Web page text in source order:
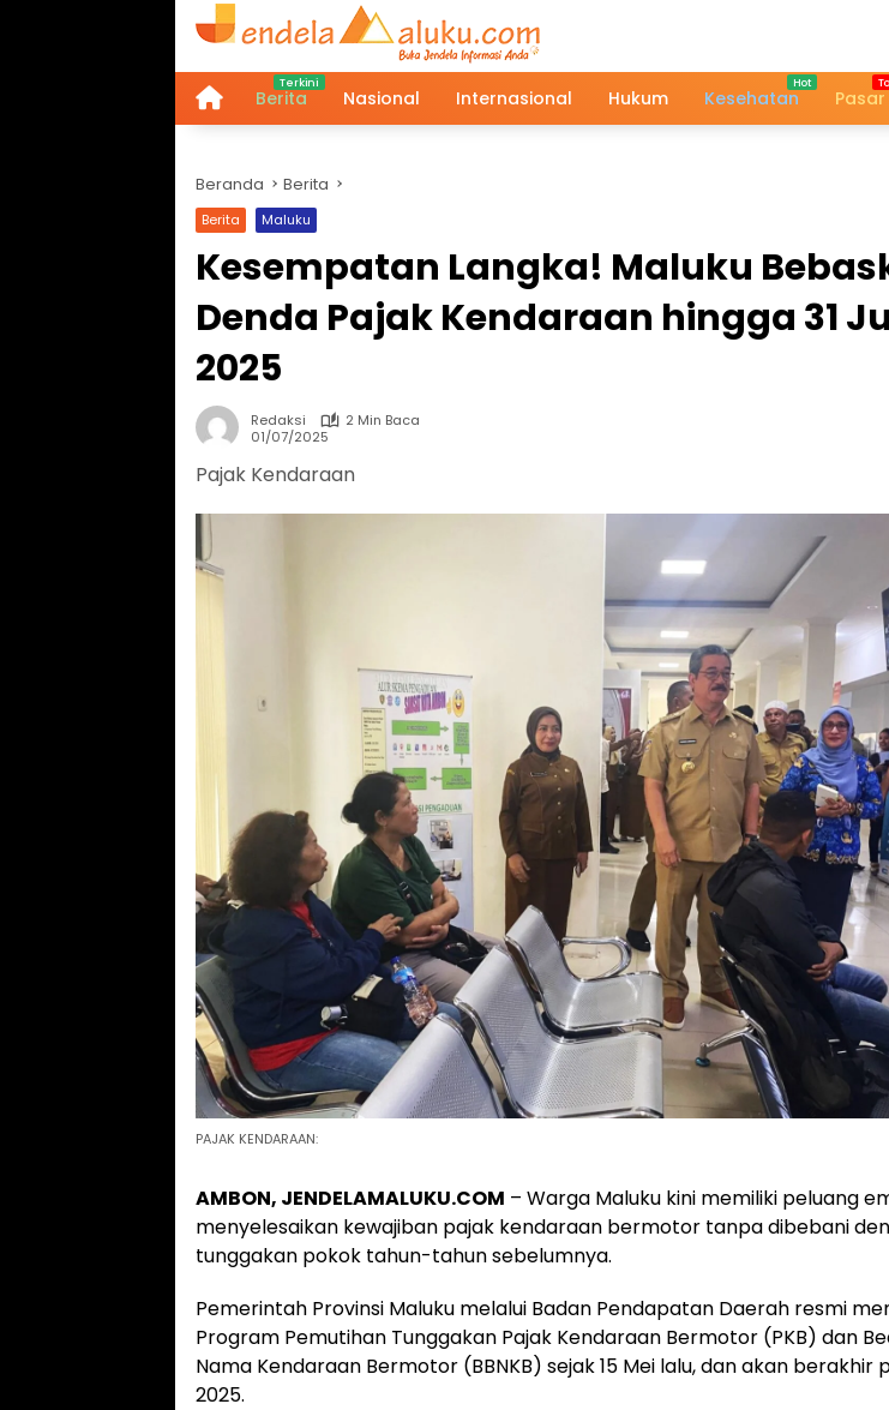
Home
Berita Nasional Internasional Hukum Kesehatan Pasar
Beranda Berita
Berita Maluku
Kesempatan Langka! Maluku
Denda Pajak Kendaraan hingga 31
2025
Redaksi
2 Min Baca
01/07/2025
Pajak Kendaraan
PAJAK KENDARAAN:
AMBON, JENDELAMALUKU.COM – Warga Maluku kini memiliki peluang
menyelesaikan kewajiban pajak kendaraan bermotor tanpa dibebani
tunggakan pokok tahun-tahun sebelumnya.
Pemerintah Provinsi Maluku melalui Badan Pendapatan Daerah resmi
Program Pemutihan Tunggakan Pajak Kendaraan Bermotor (PKB) dan
Nama Kendaraan Bermotor (BBNKB) sejak 15 Mei lalu, dan akan berakhir
2025.